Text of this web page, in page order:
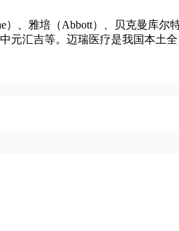
雅培（Abbott）、贝克曼库尔
汇吉等。迈瑞医疗是我国本土全